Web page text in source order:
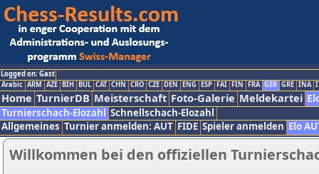
Logged on: Gast
Arabic ARM AZE BIH BUL CAT CHN CRO CZE DEN ENG ESP FAI FIN FRA GER GRE INA
Home TurnierDB Meisterschaft Foto-Galerie Meldekartei
Turnierschach-Elozahl Schnellschach-Elozahl
Allgemeines Turnier anmelden: AUT FIDE Spieler anmelden Elo
Willkommen bei den offiziellen